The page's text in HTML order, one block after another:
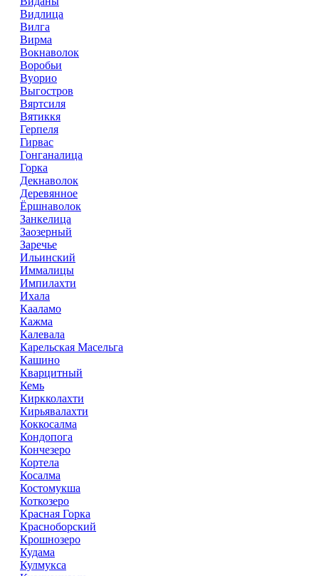
Видлица
Вилга
Вирма
Вокнаволок
Воробьи
Вуорио
Выгостров
Вяртсиля
Вятиккя
Герпеля
Гирвас
Гонганалица
Горка
Декнаволок
Деревянное
Ёршнаволок
Занкелица
Заозерный
Заречье
Ильинский
Иммалицы
Импилахти
Ихала
Кааламо
Кажма
Калевала
Карельская Масельга
Кашино
Кварцитный
Кемь
Киркколахти
Кирьявалахти
Коккосалма
Кондопога
Кончезеро
Кортела
Косалма
Костомукша
Коткозеро
Красная Горка
Красноборский
Крошнозеро
Кудама
Кулмукса